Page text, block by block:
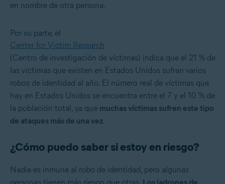
en nombre de otra persona.
Por su parte, el
Center for Victim Research
(Centro de investigación de víctimas) indica que el 21 % de
las víctimas que existen en Estados Unidos sufran varios
robos de identidad al año. El número real de víctimas que
hay en Estados Unidos se encuentra entre el 7 y el 10 % de
la población total, ya que muchas víctimas sufren este tipo
de ataques más de una vez.
¿Cómo puedo saber si estoy en riesgo?
Nadie es inmune al robo de identidad, pero algunas